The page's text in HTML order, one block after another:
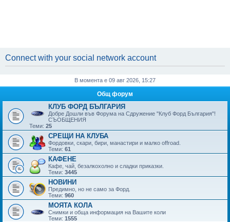
Connect with your social network account
В момента е 09 авг 2026, 15:27
Общ форум
КЛУБ ФОРД БЪЛГАРИЯ
Добре Дошли във Форума на Сдружение "Клуб Форд България"!
СЪОБЩЕНИЯ
Теми: 25
СРЕЩИ НА КЛУБА
Фордовки, скари, бири, манaстири и малко offroad.
Теми: 61
КАФЕНЕ
Кафе, чай, безалкохолно и сладки приказки.
Теми: 3445
НОВИНИ
Предимно, но не само за Форд.
Теми: 960
МОЯТА КОЛА
Снимки и обща информация на Вашите коли
Теми: 1555